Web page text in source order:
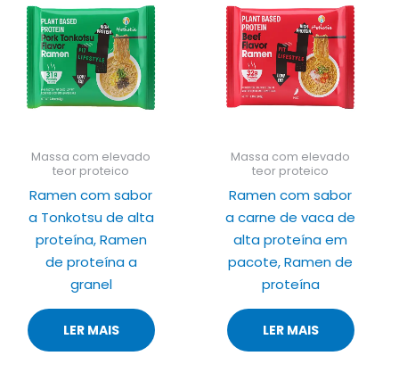
Massa com elevado
teor proteico
Ramen com sabor
a Tonkotsu de alta
proteína, Ramen
de proteína a
granel
LER MAIS
Massa com elevado
teor proteico
Ramen com sabor
a carne de vaca de
alta proteína em
pacote, Ramen de
proteína
LER MAIS